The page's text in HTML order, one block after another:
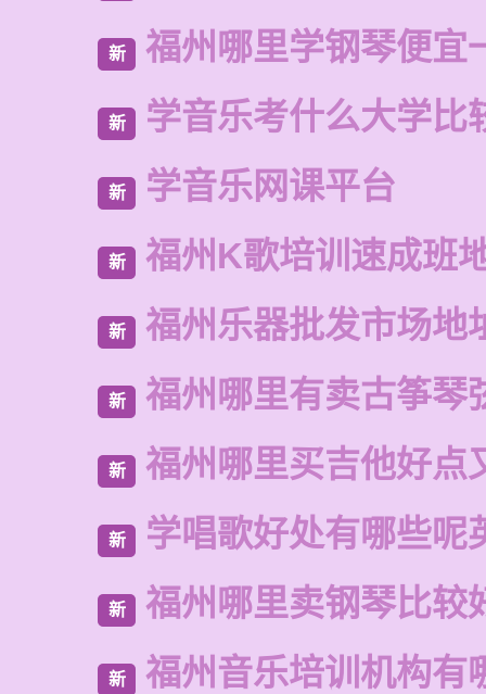
新 福州哪里学钢琴便宜
新 学音乐考什么大学比
新 学音乐网课平台
新 福州K歌培训速成班
新 福州乐器批发市场地
新 福州哪里有卖古筝琴
新 福州哪里买吉他好点
新 学唱歌好处有哪些呢
新 福州哪里卖钢琴比较
新 福州音乐培训机构有